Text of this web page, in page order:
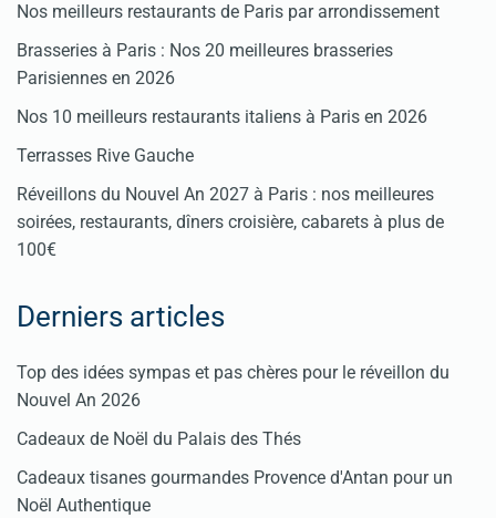
Nos meilleurs restaurants de Paris par arrondissement
Brasseries à Paris : Nos 20 meilleures brasseries
Parisiennes en 2026
Nos 10 meilleurs restaurants italiens à Paris en 2026
Terrasses Rive Gauche
Réveillons du Nouvel An 2027 à Paris : nos meilleures
soirées, restaurants, dîners croisière, cabarets à plus de
100€
Derniers articles
Top des idées sympas et pas chères pour le réveillon du
Nouvel An 2026
Cadeaux de Noël du Palais des Thés
Cadeaux tisanes gourmandes Provence d'Antan pour un
Noël Authentique